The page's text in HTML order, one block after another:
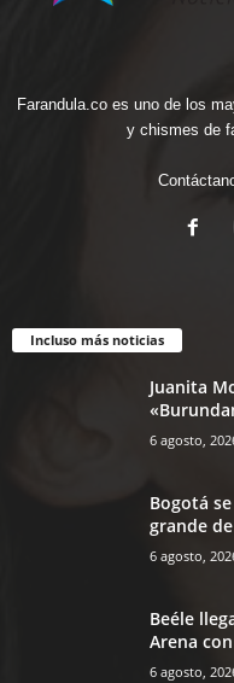
Farandula.co es uno de los
y chismes de
Incluso más noticias
Juanita
6 agosto,
Bogotá
grande
6 agosto,
Beéle
Arena
6 agosto,